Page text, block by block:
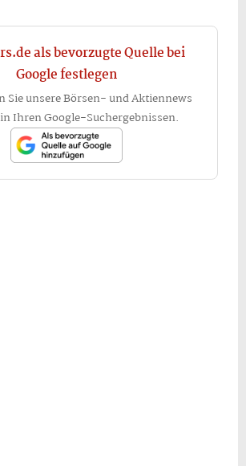
als bevorzugte Quelle bei
Google festlegen
Sie unsere Börsen- und Aktiennews
Ihren Google-Suchergebnissen.